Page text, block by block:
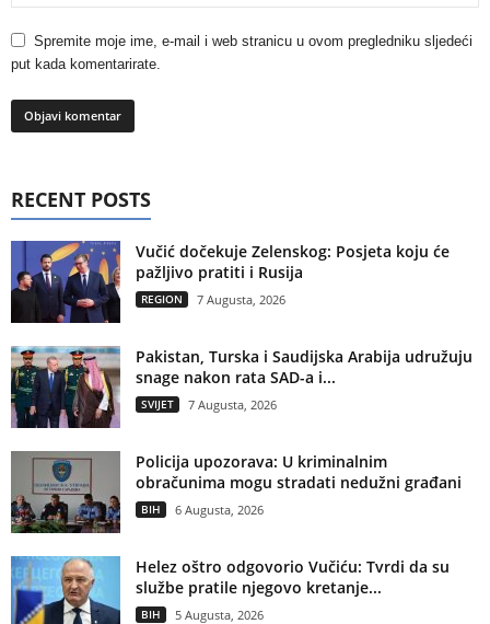
Spremite moje ime, e-mail i web stranicu u ovom pregledniku sljedeći
put kada komentarirate.
RECENT POSTS
Vučić dočekuje Zelenskog: Posjeta koju će
pažljivo pratiti i Rusija
REGION 7 Augusta, 2026
Pakistan, Turska i Saudijska Arabija udružuju
snage nakon rata SAD-a i...
SVIJET 7 Augusta, 2026
Policija upozorava: U kriminalnim
obračunima mogu stradati nedužni građani
BIH 6 Augusta, 2026
Helez oštro odgovorio Vučiću: Tvrdi da su
službe pratile njegovo kretanje...
BIH 5 Augusta, 2026